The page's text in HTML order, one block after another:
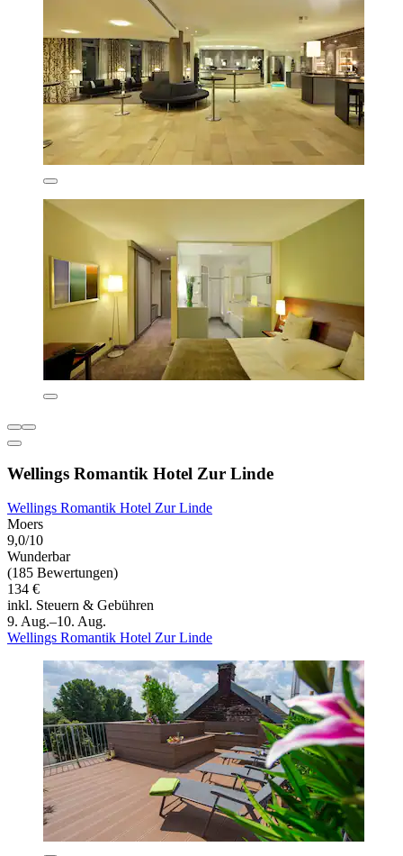
Wellings Romantik Hotel Zur Linde
Wellings Romantik Hotel Zur Linde
Moers
9,0/10
Wunderbar
(185 Bewertungen)
134 €
inkl. Steuern & Gebühren
9. Aug.–10. Aug.
Wellings Romantik Hotel Zur Linde